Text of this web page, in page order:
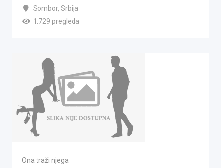
Sombor, Srbija
1.729 pregleda
Ona traži njega